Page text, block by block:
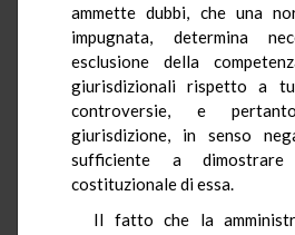
ammette dubbi, che una
impugnata, determina
esclusione della
giurisdizionali rispetto a
controversie, e
giurisdizione, in senso
sufficiente a
costituzionale di essa.
Il fatto che la